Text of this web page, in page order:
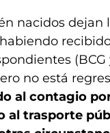
nacidos dejan
no está
al contagio
al trasporte